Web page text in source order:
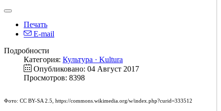
Печать
E-mail
Подробности
Категория: Культура · Kultura
Опубликовано: 04 Август 2017
Просмотров: 8398
Фото: CC BY-SA 2.5, https://commons.wikimedia.org/w/index.php?curid=333512